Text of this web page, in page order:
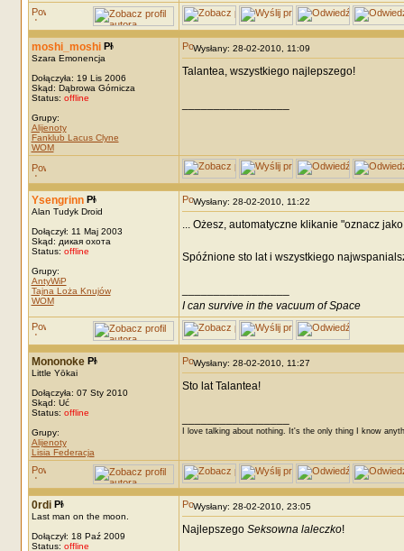
moshi_moshi
Szara Emonencja
Dołączyła: 19 Lis 2006
Skąd: Dąbrowa Górnicza
Status: offline
Grupy:
Alijenoty
Fanklub Lacus Clyne
WOM
Wysłany: 28-02-2010, 11:09
Talantea, wszystkiego najlepszego!
Ysengrinn
Alan Tudyk Droid
Dołączył: 11 Maj 2003
Skąd: дикая охота
Status: offline
Grupy:
AntyWiP
Tajna Loża Knujów
WOM
Wysłany: 28-02-2010, 11:22
... Ożesz, automatyczne klikanie "oznacz
Spóźnione sto lat i wszystkiego
I can survive in the vacuum of Space
Mononoke
Little Yōkai
Dołączyła: 07 Sty 2010
Skąd: Uć
Status: offline
Grupy:
Alijenoty
Lisia Federacja
Wysłany: 28-02-2010, 11:27
Sto lat Talantea!
I love talking about nothing. It's the only thing I know
0rdi
Last man on the moon.
Dołączył: 18 Paź 2009
Status: offline
Wysłany: 28-02-2010, 23:05
Najlepszego Seksowna laleczko!